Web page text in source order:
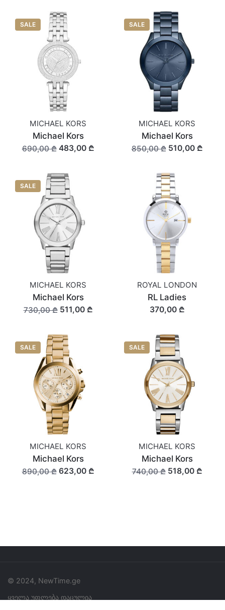
SALE
MICHAEL KORS
Michael Kors
690,00 ₾483,00 ₾
SALE
MICHAEL KORS
Michael Kors
850,00 ₾510,00 ₾
SALE
MICHAEL KORS
Michael Kors
730,00 ₾511,00 ₾
ROYAL LONDON
RL Ladies
370,00 ₾
SALE
MICHAEL KORS
Michael Kors
890,00 ₾623,00 ₾
SALE
MICHAEL KORS
Michael Kors
740,00 ₾518,00 ₾
© 2024, NewTime.ge
ყველა უფლება დაცულია